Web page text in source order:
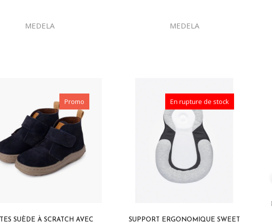
MEDELA MEDELA
Promo
SUÈDE À SCRATCH AVEC
En rupture de stock
SUPPORT ERGONOMIQUE SWEET